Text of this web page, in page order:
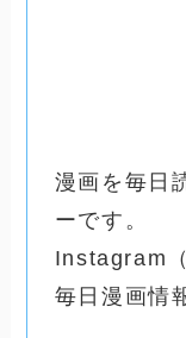
漫画を毎日
ーです。
Instagram（
毎日漫画情